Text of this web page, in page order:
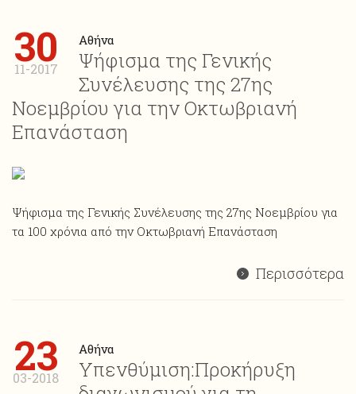
30
11-2017
Αθήνα
Ψήφισμα της Γενικής
Συνέλευσης της 27ης
Νοεμβρίου για την Οκτωβριανή
Επανάσταση
Ψήφισμα της Γενικής Συνέλευσης της 27ης Νοεμβρίου για
τα 100 χρόνια από την Οκτωβριανή Επανάσταση
Περισσότερα
23
03-2018
Αθήνα
Υπενθύμιση:Προκήρυξη